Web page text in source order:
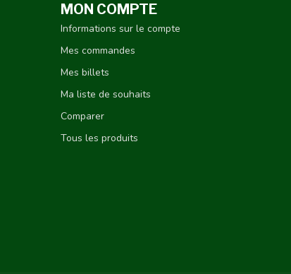
MON COMPTE
Informations sur le compte
Mes commandes
Mes billets
Ma liste de souhaits
Comparer
Tous les produits